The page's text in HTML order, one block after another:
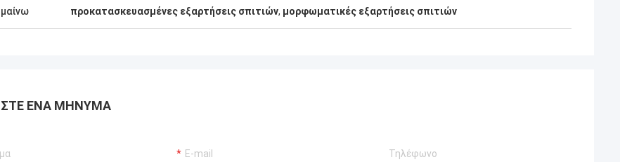
τις με χαλύβδινο σκελετό
πολύ σοβαρή και αρμόδιος, τους
εμπιστεύομαι.
να είναι συνεργάτες, και εγώ είναι επίσης
ευτυχής να γίνει φίλοι στις ζωές.
προκατασκευασμένες εξαρτήσεις σπιτιών, μορφωματικές εξαρτήσεις σπιτιών
ΈΝΑ ΜΉΝΥΜΑ